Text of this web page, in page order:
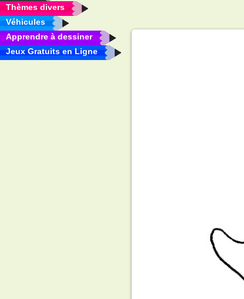
Thèmes divers
Véhicules
Apprendre à dessiner
Jeux Gratuits en Ligne